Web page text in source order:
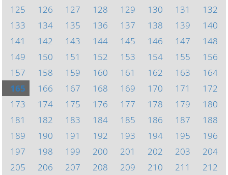
125
126 127 128 129 130 131
132
133
134 135 136 137 138 139
140
141
142 143 144 145 146 147
148
149
150 151 152 153 154 155
156
157
158 159 160 161 162 163
164
165
166 167 168 169 170 171
172
173
174 175 176 177 178 179
180
181
182 183 184 185 186 187
188
189
190 191 192 193 194 195
196
197
198 199 200 201 202 203
204
205
206 207 208 209 210 211
212